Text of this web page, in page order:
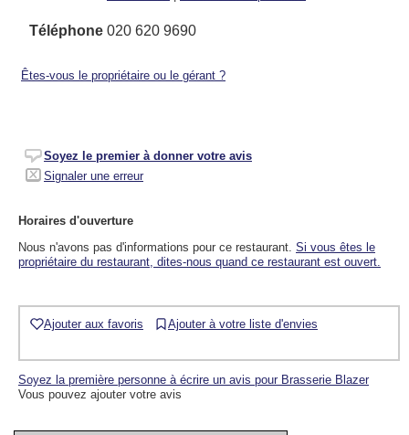
Téléphone 020 620 9690
Êtes-vous le propriétaire ou le gérant ?
Soyez le premier à donner votre avis
Signaler une erreur
Horaires d'ouverture
Nous n'avons pas d'informations pour ce restaurant. Si vous êtes le
propriétaire du restaurant, dites-nous quand ce restaurant est ouvert.
Ajouter aux favoris Ajouter à votre liste d'envies
Soyez la première personne à écrire un avis pour Brasserie Blazer
Vous pouvez ajouter votre avis